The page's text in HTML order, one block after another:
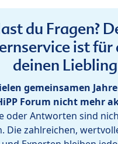
du Fragen?
ist für
deinen
gemeinsamen
Forum nicht mehr
oder Antworten sind
Die zahlreichen,